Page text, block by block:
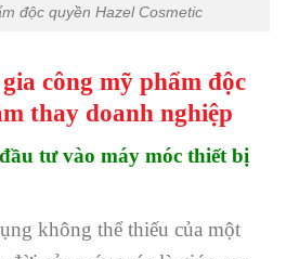
độc quyền Hazel Cosmetic
công mỹ phẩm độc
thay doanh nghiệp
tư vào máy móc thiết bị
không thể thiếu của một